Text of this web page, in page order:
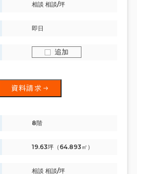
相談 相談/坪
即日
追加
資料請求
8階
19.63坪（64.893㎡）
相談 相談/坪